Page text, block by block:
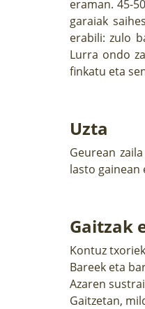
eraman. 45-
garaiak
erabili: zulo
Lurra ondo
finkatu eta
Uzta
Geurean
lasto gainean
Gaitzak
Kontuz
Bareek eta
Azaren
Gaitzetan,